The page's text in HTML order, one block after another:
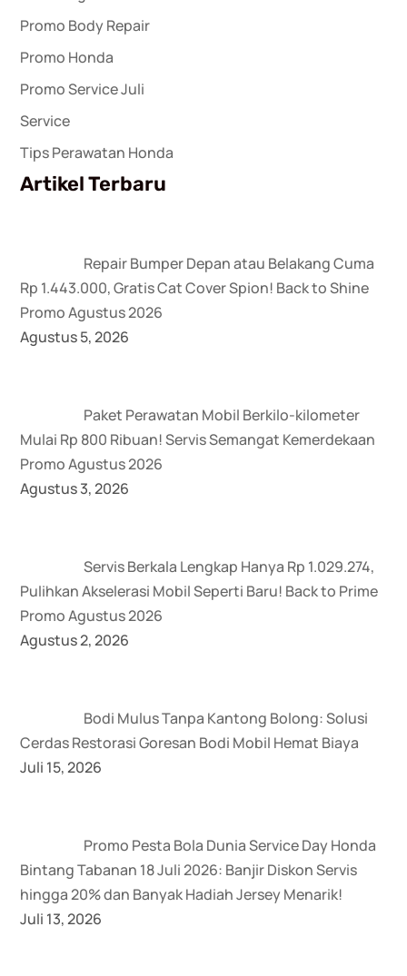
Promo Body Repair
Promo Honda
Promo Service Juli
Service
Tips Perawatan Honda
Artikel Terbaru
Repair Bumper Depan atau Belakang Cuma
Rp 1.443.000, Gratis Cat Cover Spion! Back to Shine
Promo Agustus 2026
Agustus 5, 2026
Paket Perawatan Mobil Berkilo-kilometer
Mulai Rp 800 Ribuan! Servis Semangat Kemerdekaan
Promo Agustus 2026
Agustus 3, 2026
Servis Berkala Lengkap Hanya Rp 1.029.274,
Pulihkan Akselerasi Mobil Seperti Baru! Back to Prime
Promo Agustus 2026
Agustus 2, 2026
Bodi Mulus Tanpa Kantong Bolong: Solusi
Cerdas Restorasi Goresan Bodi Mobil Hemat Biaya
Juli 15, 2026
Promo Pesta Bola Dunia Service Day Honda
Bintang Tabanan 18 Juli 2026: Banjir Diskon Servis
hingga 20% dan Banyak Hadiah Jersey Menarik!
Juli 13, 2026